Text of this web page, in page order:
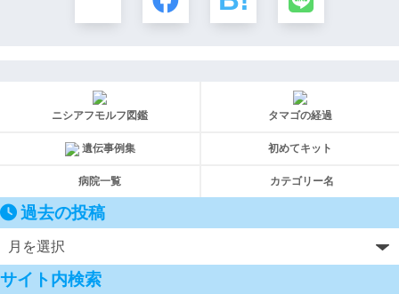
ニシアフモルフ図鑑 タマゴの経過
遺伝事例集 初めてキット
病院一覧 カテゴリー名
過去の投稿
サイト内検索